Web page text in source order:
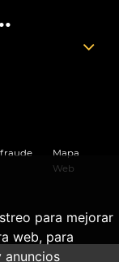
para mejorar
web, para
Mapa
Web